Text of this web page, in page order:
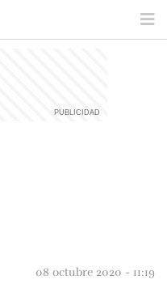
08 octubre 2020 - 11:19